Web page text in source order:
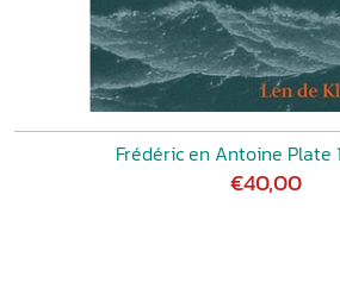
Frédéric en Antoine Plate
€40,00